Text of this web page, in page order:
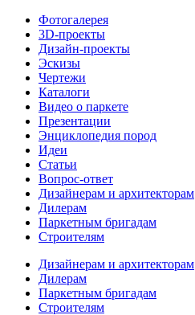
Фотогалерея
3D-проекты
Дизайн-проекты
Эскизы
Чертежи
Каталоги
Видео о паркете
Презентации
Энциклопедия пород
Идеи
Статьи
Вопрос-ответ
Дизайнерам и архитекторам
Дилерам
Паркетным бригадам
Строителям
Дизайнерам и архитекторам
Дилерам
Паркетным бригадам
Строителям